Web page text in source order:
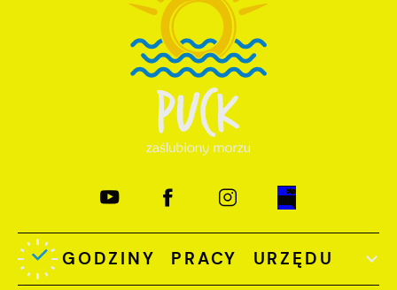
GODZINY PRACY URZĘDU